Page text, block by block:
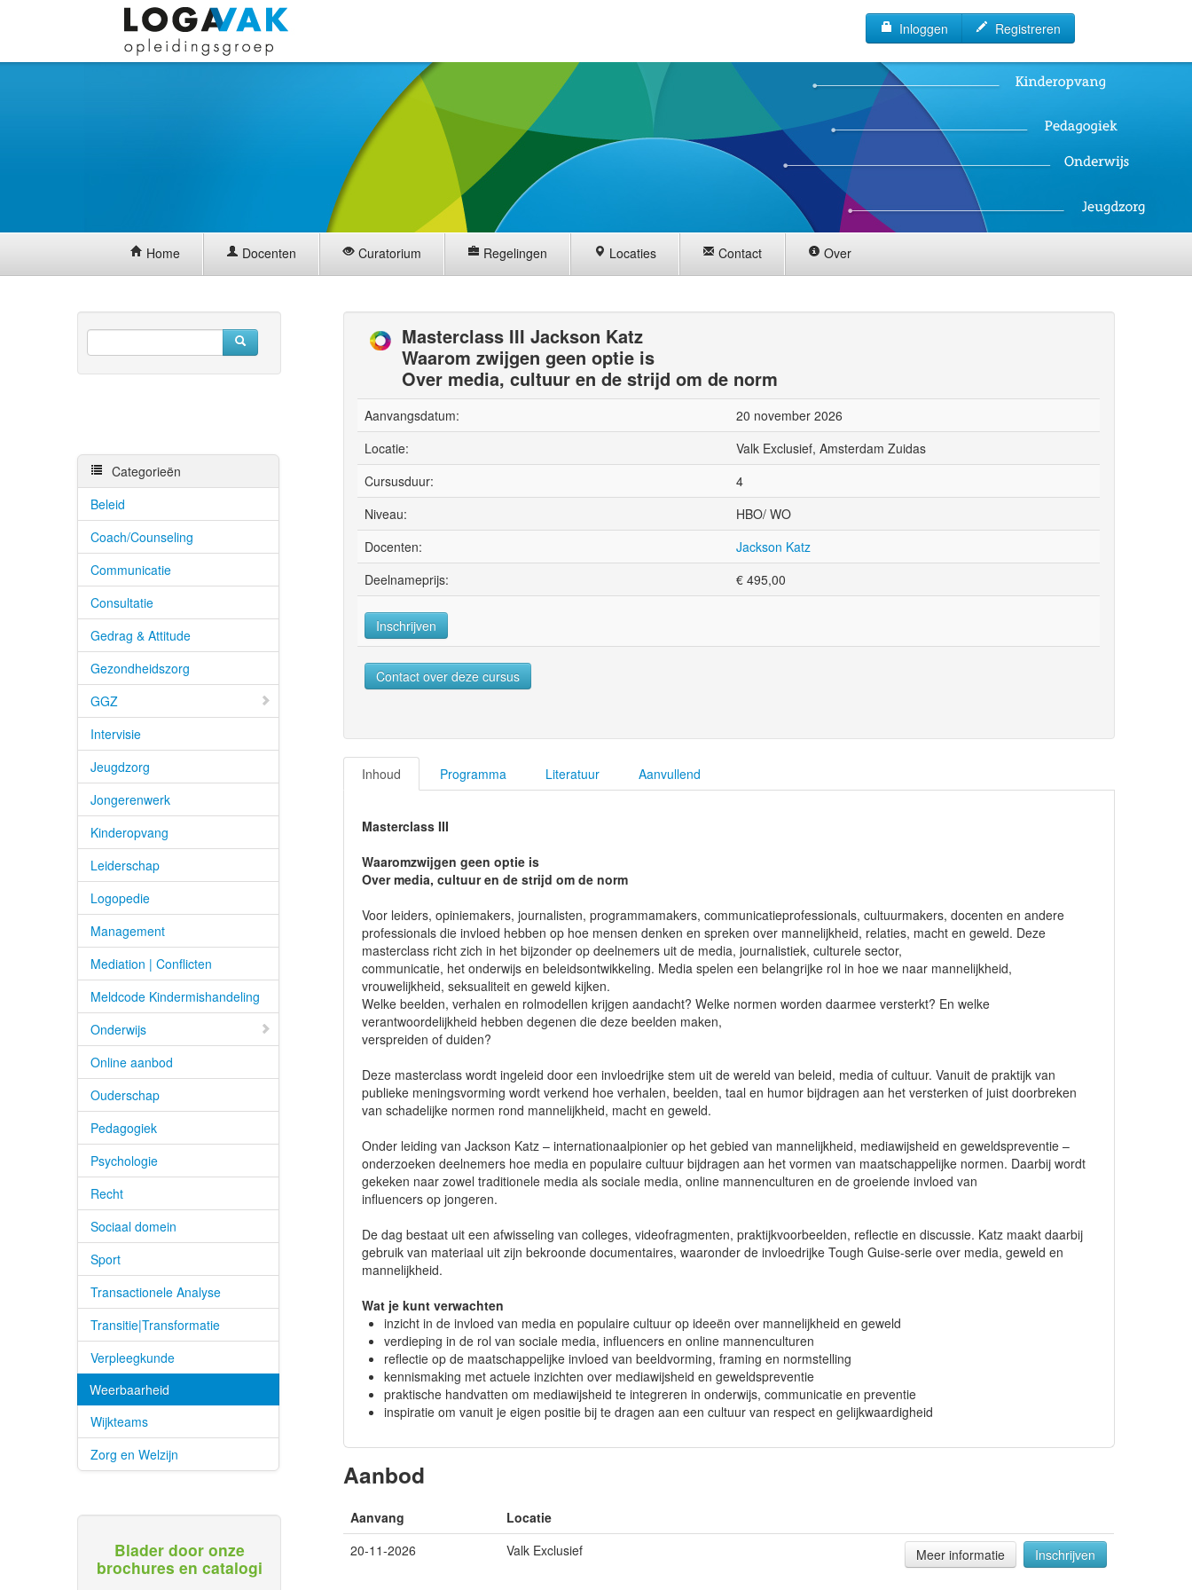
Inloggen Registreren
Home Docenten Curatorium Regelingen Locaties Contact Over
Masterclass III Jackson Katz
Waarom zwijgen geen optie is
Over media, cultuur en de strijd om de norm
Aanvangsdatum:
20 november 2026
Locatie:
Valk Exclusief, Amsterdam Zuidas
Cursusduur:
4
Niveau:
HBO/ WO
Docenten:
Jackson Katz
Deelnameprijs:
€495,00
Inschrijven
Contact over deze cursus
Inhoud Programma Literatuur Aanvullend
Masterclass III
Waaromzwijgen geen optie is
Over media, cultuur en de strijd om de norm
Voor leiders, opiniemakers, journalisten, programmamakers, communicatieprofessionals, cultuurmakers, docenten en andere
professionals die invloed hebben op hoe mensen denken en spreken over mannelijkheid, relaties, macht en geweld. Deze
masterclass richt zich in het bijzonder op deelnemers uit de media, journalistiek, culturele sector,
communicatie, het onderwijs en beleidsontwikkeling. Media spelen een belangrijke rol in hoe we naar mannelijkheid,
vrouwelijkheid, seksualiteit en geweld kijken.
Welke beelden, verhalen en rolmodellen krijgen aandacht? Welke normen worden daarmee versterkt? En welke
verantwoordelijkheid hebben degenen die deze beelden maken,
verspreiden of duiden?
Deze masterclass wordt ingeleid door een invloedrijke stem uit de wereld van beleid, media of cultuur. Vanuit de praktijk van
publieke meningsvorming wordt verkend hoe verhalen, beelden, taal en humor bijdragen aan het versterken of juist doorbreken
van schadelijke normen rond mannelijkheid, macht en geweld.
Onder leiding van Jackson Katz – internationaalpionier op het gebied van mannelijkheid, mediawijsheid en geweldspreventie –
onderzoeken deelnemers hoe media en populaire cultuur bijdragen aan het vormen van maatschappelijke normen. Daarbij wordt
gekeken naar zowel traditionele media als sociale media, online mannenculturen en de groeiende invloed van
influencers op jongeren.
De dag bestaat uit een afwisseling van colleges, videofragmenten, praktijkvoorbeelden, reflectie en discussie. Katz maakt daarbij
gebruik van materiaal uit zijn bekroonde documentaires, waaronder de invloedrijke Tough Guise-serie over media, geweld en
mannelijkheid.
Wat je kunt verwachten
inzicht in de invloed van media en populaire cultuur op ideeën over mannelijkheid en geweld
verdieping in de rol van sociale media, influencers en online mannenculturen
reflectie op de maatschappelijke invloed van beeldvorming, framing en normstelling
kennismaking met actuele inzichten over mediawijsheid en geweldspreventie
praktische handvatten om mediawijsheid te integreren in onderwijs, communicatie en preventie
inspiratie om vanuit je eigen positie bij te dragen aan een cultuur van respect en gelijkwaardigheid
Aanbod
Aanvang
Locatie
20-11-2026
Valk Exclusief Inschrijven
Meer informatie
Categorieën
Beleid
Coach/Counseling
Communicatie
Consultatie
Gedrag & Attitude
Gezondheidszorg
GGZ
Intervisie
Jeugdzorg
Jongerenwerk
Kinderopvang
Leiderschap
Logopedie
Management
Mediation | Conflicten
Meldcode Kindermishandeling
Onderwijs
Online aanbod
Ouderschap
Pedagogiek
Psychologie
Recht
Sociaal domein
Sport
Transactionele Analyse
Transitie|Transformatie
Verpleegkunde
Weerbaarheid
Wijkteams
Zorg en Welzijn
Blader door onze
brochures en catalogi